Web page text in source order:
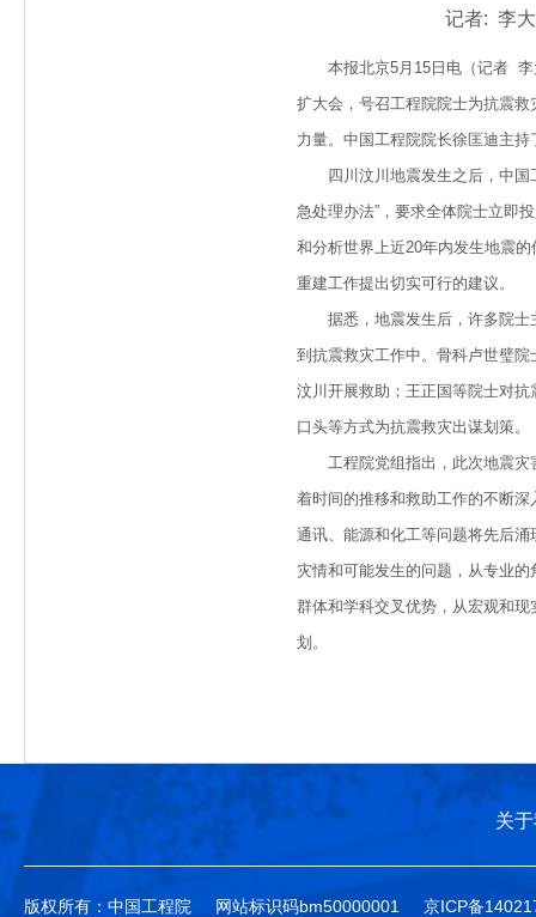
记者: 李
本报北京5月15日电（记者 李
扩大会，号召工程院院士为抗震
力量。中国工程院院长徐匡迪主持
四川汶川地震发生之后，中国
急处理办法”，要求全体院士立即
和分析世界上近20年内发生地震
重建工作提出切实可行的建议。
据悉，地震发生后，许多院士
到抗震救灾工作中。骨科卢世璧
汶川开展救助；王正国等院士对
口头等方式为抗震救灾出谋划策。
工程院党组指出，此次地震灾
着时间的推移和救助工作的不断
通讯、能源和化工等问题将先后
灾情和可能发生的问题，从专业
群体和学科交叉优势，从宏观和
划。
关
版权所有：中国工程院 网站标识码bm50000001
京ICP备